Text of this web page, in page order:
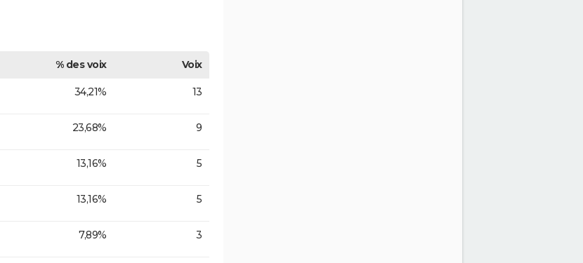
% des voix
Voix
34,21% 13
23,68% 9
13,16% 5
13,16% 5
7,89% 3